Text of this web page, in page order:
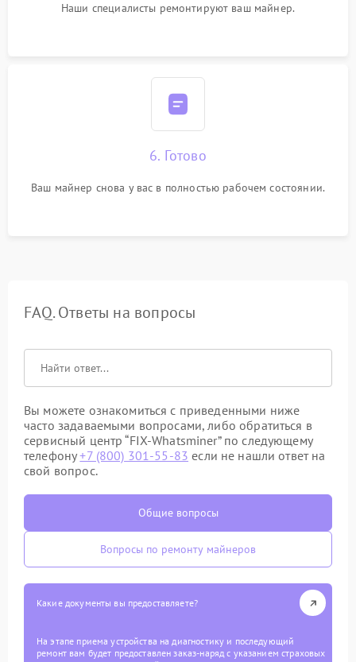
Наши специалисты ремонтируют ваш майнер.
6. Готово
Ваш майнер снова у вас в полностью рабочем состоянии.
FAQ. Ответы на вопросы
Вы можете ознакомиться с приведенными ниже
часто задаваемыми вопросами, либо обратиться в
сервисный центр “FIX-Whatsminer” по следующему
телефону+7 (800) 301-55-83 если не нашли ответ на
свой вопрос.
Общие вопросы
Вопросы по ремонту майнеров
Какие документы вы предоставляете?
На этапе приема устройства на диагностику и последующий
ремонт вам будет предоставлен заказ-наряд с указанием страховых